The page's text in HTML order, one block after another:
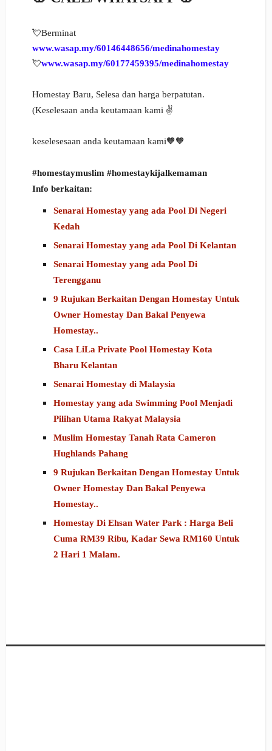
💘Berminat
www.wasap.my/60146448656/medinahomestay
💘www.wasap.my/60177459395/medinahomestay
Homestay Baru, Selesa dan harga berpatutan.
(Keselesaan anda keutamaan kami ✌️
keselesesaan anda keutamaan kami🧡🧡
#homestaymuslim #homestaykijalkemaman
Info berkaitan:
Senarai Homestay yang ada Pool Di Negeri
Kedah
Senarai Homestay yang ada Pool Di Kelantan
Senarai Homestay yang ada Pool Di
Terengganu
9 Rujukan Berkaitan Dengan Homestay Untuk
Owner Homestay Dan Bakal Penyewa
Homestay..
Casa LiLa Private Pool Homestay Kota
Bharu Kelantan
Senarai Homestay di Malaysia
Homestay yang ada Swimming Pool Menjadi
Pilihan Utama Rakyat Malaysia
Muslim Homestay Tanah Rata Cameron
Hughlands Pahang
9 Rujukan Berkaitan Dengan Homestay Untuk
Owner Homestay Dan Bakal Penyewa
Homestay..
Homestay Di Ehsan Water Park : Harga Beli
Cuma RM39 Ribu, Kadar Sewa RM160 Untuk
2 Hari 1 Malam.